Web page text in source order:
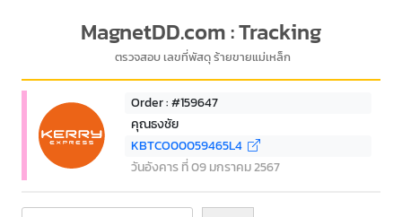
MagnetDD.com : Tracking
ตรวจสอบ เลขที่พัสดุ ร้ายขายแม่เหล็ก
Order : #159647
คุณธงชัย
KBTCO00059465L4
วันอังคาร ที่ 09 มกราคม 2567